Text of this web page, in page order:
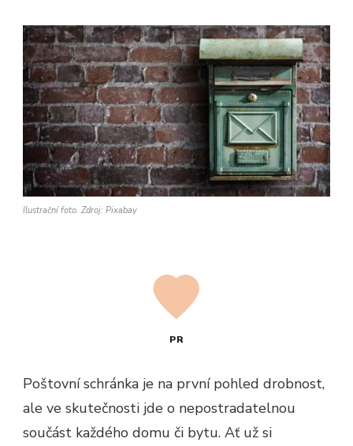
Ilustrační foto. Zdroj: Pixabay
PR
Poštovní schránka je na první pohled drobnost,
ale ve skutečnosti jde o nepostradatelnou
součást každého domu či bytu. Ať už si